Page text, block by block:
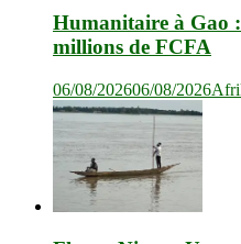
Humanitaire à Gao
millions de FCFA
06/08/202606/08/2026